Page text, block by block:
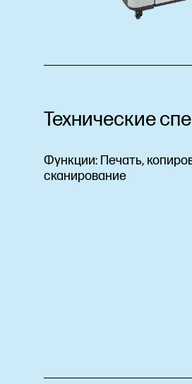
Технические
Функции: Печать,
сканирование